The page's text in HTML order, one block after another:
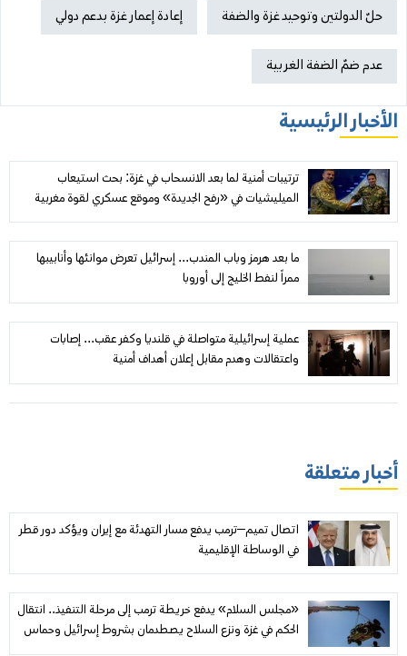
حلّ الدولتين وتوحيد غزة والضفة إعادة إعمار غزة بدعم دولي
عدم ضمّ الضفة الغربية
الأخبار الرئيسية
ترتيبات أمنية لما بعد الانسحاب في غزة: بحث استيعاب
الميليشيات في «رفح الجديدة» وموقع عسكري لقوة مغربية
ما بعد هرمز وباب المندب... إسرائيل تعرض موانئها وأنابيبها
ممراً لنفط الخليج إلى أوروبا
عملية إسرائيلية متواصلة في قلنديا وكفر عقب... إصابات
واعتقالات وهدم مقابل إعلان أهداف أمنية
أخبار متعلقة
اتصال تميم–ترمب يدفع مسار التهدئة مع إيران ويؤكد دور قطر
في الوساطة الإقليمية
«مجلس السلام» يدفع خريطة ترمب إلى مرحلة التنفيذ.. انتقال
الحكم في غزة ونزع السلاح يصطدمان بشروط إسرائيل وحماس